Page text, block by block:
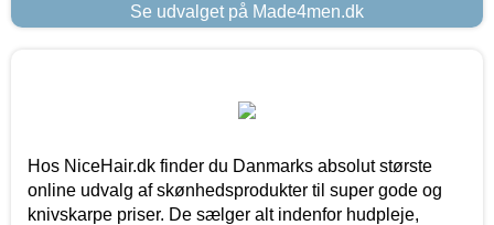
Se udvalget på Made4men.dk
Hos NiceHair.dk finder du Danmarks absolut største
online udvalg af skønhedsprodukter til super gode og
knivskarpe priser. De sælger alt indenfor hudpleje,